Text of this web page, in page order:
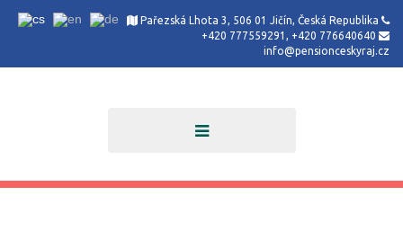
Pařezská Lhota 3, 506 01 Jičín, Česká Republika
+420 777559291, +420 776640640
info@pensionceskyraj.cz